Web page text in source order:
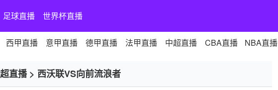
足球直播 世界杯直播
西甲直播 意甲直播 德甲直播 法甲直播 中超直播 CBA直播 NBA直播
直播> 西沃联VS向前流浪者